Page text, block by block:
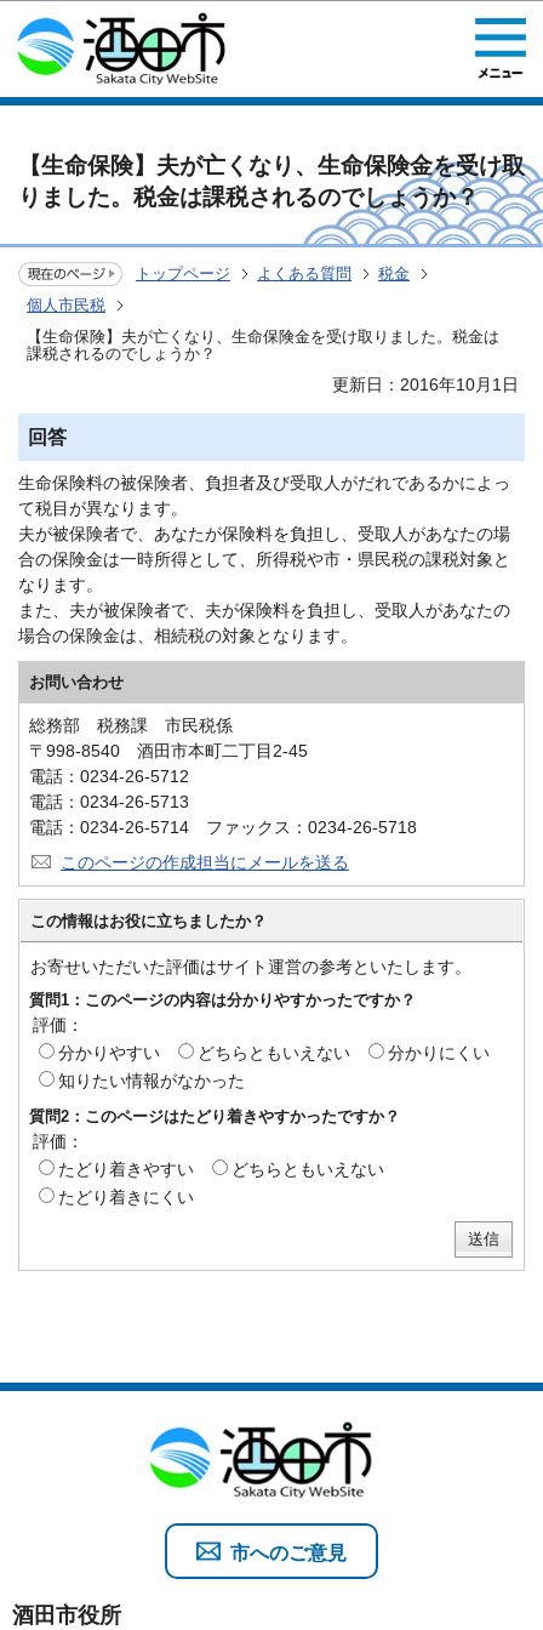
このページの本文へ移動
【生命保険】夫が亡くなり、生命保険金を受け取
りました。税金は課税されるのでしょうか？
トップページ よくある質問
税金
個人市民税
【生命保険】夫が亡くなり、生命保険金を受け取りました。税金は
課税されるのでしょうか？
更新日：2016年10月1日
回答
生命保険料の被保険者、負担者及び受取人がだれであるかによっ
て税目が異なります。
夫が被保険者で、あなたが保険料を負担し、受取人があなたの場
合の保険金は一時所得として、所得税や市・県民税の課税対象と
なります。
また、夫が被保険者で、夫が保険料を負担し、受取人があなたの
場合の保険金は、相続税の対象となります。
お問い合わせ
総務部 税務課 市民税係
〒998-8540 酒田市本町二丁目2-45
電話：0234-26-5712
電話：0234-26-5713
電話：0234-26-5714 ファックス：0234-26-5718
このページの作成担当にメールを送る
この情報はお役に立ちましたか？
お寄せいただいた評価はサイト運営の参考といたします。
質問1：このページの内容は分かりやすかったですか？
評価：
分かりやすい
どちらともいえない
分かりにくい
知りたい情報がなかった
質問2：このページはたどり着きやすかったですか？
評価：
たどり着きやすい
どちらともいえない
たどり着きにくい
酒田市役所
市へのご意見